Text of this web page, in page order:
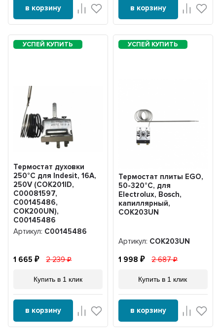
в корзину в корзину
Термостат духовки
250°С для Indesit, 16A,
250V (COK201ID,
C00081597,
C00145486,
COK200UN),
C00145486
Артикул: C00145486
1 665 2 239
Купить в 1 клик
в корзину
Термостат плиты EGO,
50-320°C, для
Electrolux, Bosch,
капиллярный,
COK203UN
Артикул: COK203UN
1 998 2 687
Купить в 1 клик
в корзину